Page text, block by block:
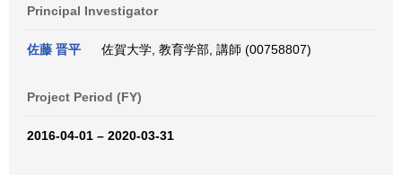
Principal Investigator
佐藤 晋平 佐賀大学, 教育学部, 講師 (00758807)
Project Period (FY)
2016-04-01 – 2020-03-31